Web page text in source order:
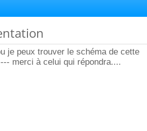
je peux trouver le schéma de cette
merci à celui qui répondra....